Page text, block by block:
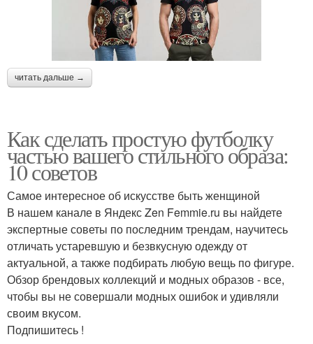
читать дальше →
Как сделать простую футболку
частью вашего стильного образа:
10 советов
Самое интересное об искусстве быть женщиной
В нашем канале в Яндекс Zen Femmie.ru вы найдете
экспертные советы по последним трендам, научитесь
отличать устаревшую и безвкусную одежду от
актуальной, а также подбирать любую вещь по фигуре.
Обзор брендовых коллекций и модных образов - все,
чтобы вы не совершали модных ошибок и удивляли
своим вкусом.
Подпишитесь !